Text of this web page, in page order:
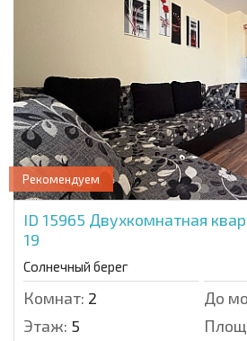
Рекомендуем
ID 15965 Двухкомнатная
19
Солнечный берег
Комнат: 2 До
Этаж: 5